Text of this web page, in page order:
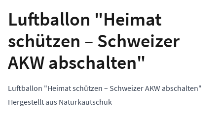
Luftballon "Heimat
schützen – Schweizer
AKW abschalten"
Luftballon "Heimat schützen – Schweizer AKW abschalten"
Hergestellt aus Naturkautschuk